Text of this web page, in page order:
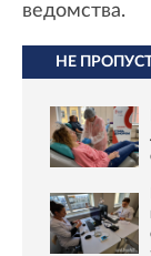
ведомства.
НЕ